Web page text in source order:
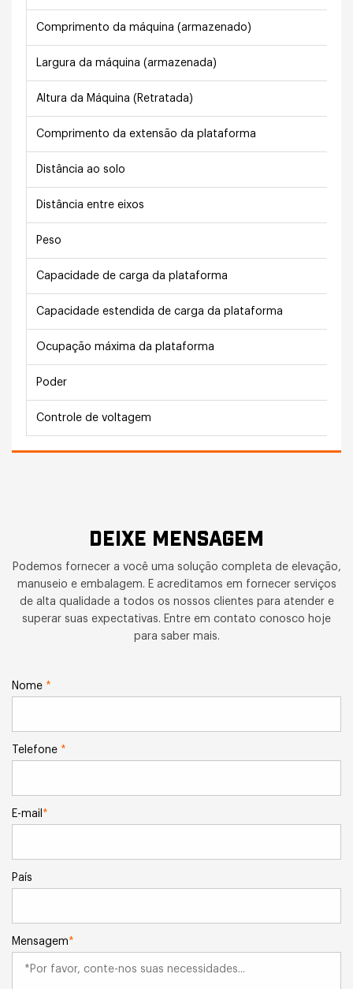
Comprimento da máquina (armazenado)
Largura da máquina (armazenada)
Altura da Máquina (Retratada)
Comprimento da extensão da plataforma
Distância ao solo
Distância entre eixos
Peso
Capacidade de carga da plataforma
Capacidade estendida de carga da plataforma
Ocupação máxima da plataforma
Poder
Controle de voltagem
DEIXE MENSAGEM
Podemos fornecer a você uma solução completa de elevação,
manuseio e embalagem. E acreditamos em fornecer serviços
de alta qualidade a todos os nossos clientes para atender e
superar suas expectativas. Entre em contato conosco hoje
para saber mais.
Nome *
Telefone *
E-mail *
País
Mensagem*